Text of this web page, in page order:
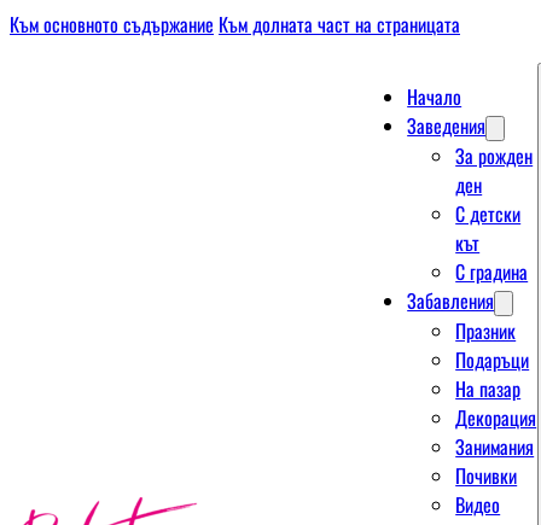
Към основното съдържание Към долната част на страницата
Начало
Заведения
За рожден
ден
С детски
кът
С градина
Забавления
Празник
Подаръци
На пазар
Декорация
Занимания
Почивки
Видео